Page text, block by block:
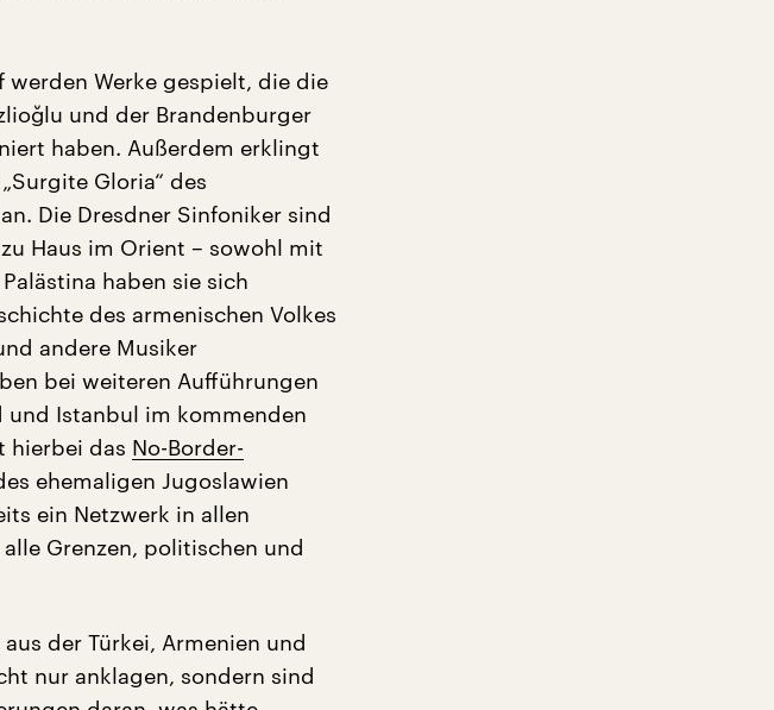
werden Werke gespielt, die die
und der Brandenburger
haben. Außerdem erklingt
Gloria“ des
Die Dresdner Sinfoniker sind
Haus im Orient – sowohl mit
haben sie sich
des armenischen Volkes
andere Musiker
bei weiteren Aufführungen
und Istanbul im kommenden
hierbei das No-Border-
ehemaligen Jugoslawien
ein Netzwerk in allen
Grenzen, politischen und
der Türkei, Armenien und
nur anklagen, sondern sind